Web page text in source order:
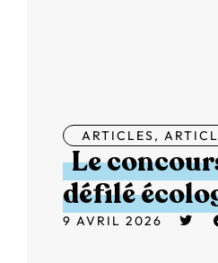
ARTICLES,
Le
défilé
9 AVRIL 2026